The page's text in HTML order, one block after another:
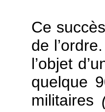
Ce
de
l’objet
quelque
militaires